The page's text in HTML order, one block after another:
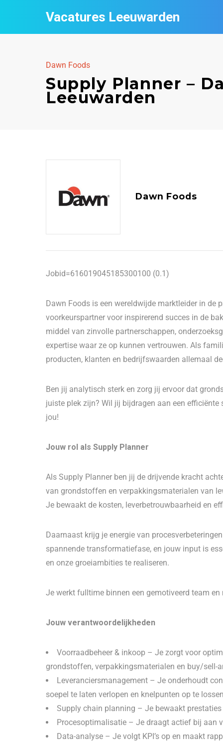
Vacatures Leeuwarden
Dawn Foods
Supply Planner –
Leeuwarden
Dawn Foods
Jobid=616019045185300100 (0.1)
Dawn Foods is een wereldwijde marktleider in de
voorkeurspartner voor inspirerend succes in de
middel van zinvolle partnerschappen,
expertise waar ze op kunnen vertrouwen. Als
producten, klanten en bedrijfswaarden allemaal
Ben jij analytisch sterk en zorg jij ervoor dat
juiste plek zijn? Wil jij bijdragen aan een
jou!
Jouw rol als Supply Planner
Als Supply Planner ben jij de drijvende kracht
van grondstoffen en verpakkingsmaterialen van
Je bewaakt de kosten, leverbetrouwbaarheid en
Daarnaast krijg je energie van
spannende transformatiefase, en jouw input is
en onze groeiambities te realiseren.
Je werkt fulltime binnen een gemotiveerd team
Jouw verantwoordelijkheden
Voorraadbeheer & inkoop – Je zorgt voor
grondstoffen, verpakkingsmaterialen en buy/sell-
Leveranciersmanagement – Je onderhoudt
soepel te laten verlopen en knelpunten op te
Supply chain planning – Je bewaakt
Procesoptimalisatie – Je draagt actief bij aan
Data-analyse – Je volgt KPI’s op en maakt